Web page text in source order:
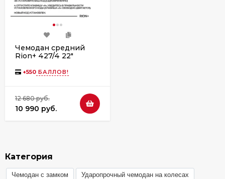
Чемодан средний
Rion+ 427/4 22"
+550 БАЛЛОВ!
12 680 руб.
10 990 руб.
Категория
Чемодан с замком
Ударопрочный чемодан на колесах